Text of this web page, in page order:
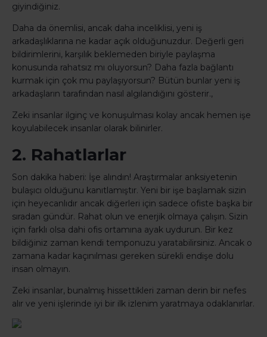
giyindiğiniz.
Daha da önemlisi, ancak daha inceliklisi, yeni iş
arkadaşlıklarına ne kadar açık olduğunuzdur. Değerli geri
bildirimlerini, karşılık beklemeden biriyle paylaşma
konusunda rahatsız mı oluyorsun? Daha fazla bağlantı
kurmak için çok mu paylaşıyorsun? Bütün bunlar yeni iş
arkadaşların tarafından nasıl algılandığını gösterir.,
Zeki insanlar ilginç ve konuşulması kolay ancak hemen işe
koyulabilecek insanlar olarak bilinirler.
2. Rahatlarlar
Son dakika haberi: İşe alındın! Araştırmalar anksiyetenin
bulaşıcı olduğunu kanıtlamıştır. Yeni bir işe başlamak sizin
için heyecanlıdır ancak diğerleri için sadece ofiste başka bir
sıradan gündür. Rahat olun ve enerjik olmaya çalışın. Sizin
için farklı olsa dahi ofis ortamına ayak uydurun. Bir kez
bildiğiniz zaman kendi temponuzu yaratabilirsiniz. Ancak o
zamana kadar kaçınılması gereken sürekli endişe dolu
insan olmayın.
Zeki insanlar, bunalmış hissettikleri zaman derin bir nefes
alır ve yeni işlerinde iyi bir ilk izlenim yaratmaya odaklanırlar.